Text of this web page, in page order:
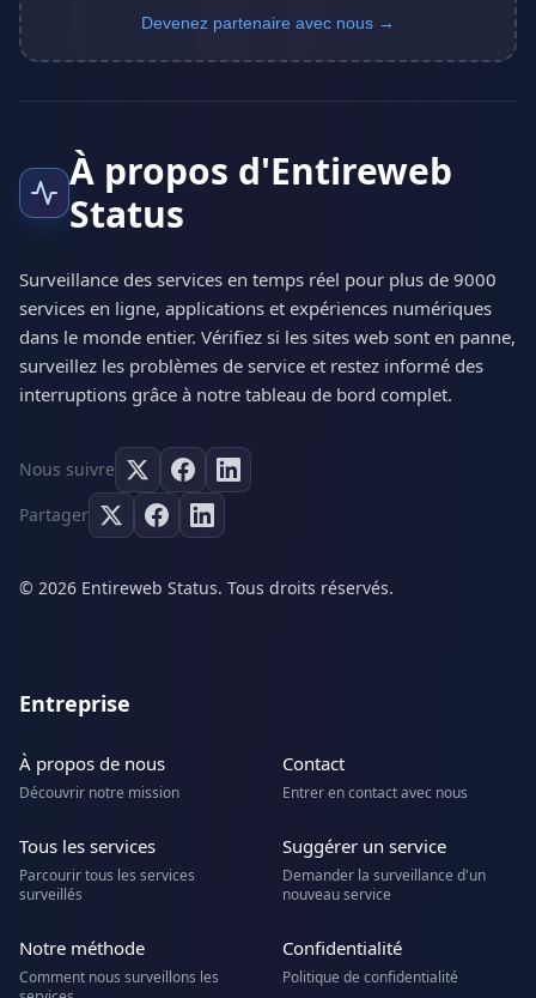
Devenez partenaire avec nous →
À propos d'Entireweb
Status
Surveillance des services en temps réel pour plus de 9000
services en ligne, applications et expériences numériques
dans le monde entier. Vérifiez si les sites web sont en panne,
surveillez les problèmes de service et restez informé des
interruptions grâce à notre tableau de bord complet.
Nous suivre
Partager
© 2026 Entireweb Status. Tous droits réservés.
Entreprise
À propos de nous
Découvrir notre mission
Contact
Entrer en contact avec nous
Tous les services
Parcourir tous les services
surveillés
Suggérer un service
Demander la surveillance d'un
nouveau service
Notre méthode
Comment nous surveillons les
Confidentialité
Politique de confidentialité